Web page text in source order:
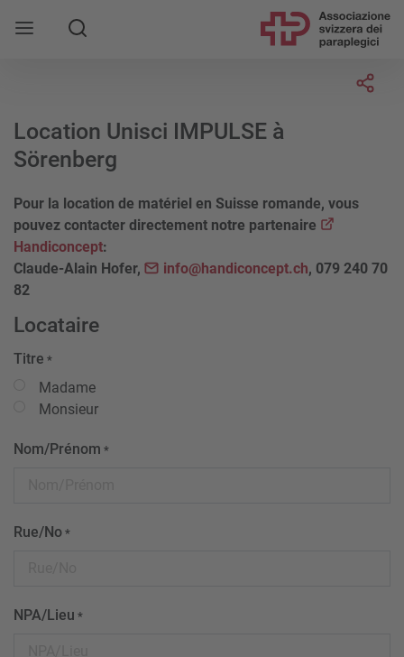
Location Unisci IMPULSE à
Sörenberg
Pour la location de matériel en Suisse romande, vous
pouvez contacter directement notre partenaire
Handiconcept:
Claude-Alain Hofer,
info@handiconcept.ch, 079 240 70
82
Locataire
Titre *
Madame
Monsieur
Nom/Prénom *
Rue/No *
NPA/Lieu *